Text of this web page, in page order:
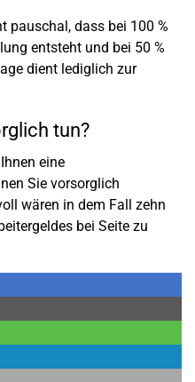
pauschal, dass bei 100 %
entsteht und bei 50 %
dient lediglich zur
tun?
eine
Sie vorsorglich
wären in dem Fall zehn
bei Seite zu